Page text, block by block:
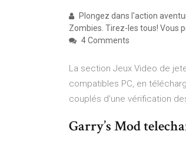
Plongez dans l'action
Zombies. Tirez-les tous! Vous
4 Comments
La section Jeux Video de
compatibles PC, en
couplés d'une vérification
Garry’s Mod